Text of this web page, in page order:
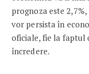
prognoza este
vor persista în
oficiale, fie la faptul
încredere.